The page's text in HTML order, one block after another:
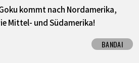
kommt nach Nordamerika,
Mittel- und Südamerika!
BANDAI